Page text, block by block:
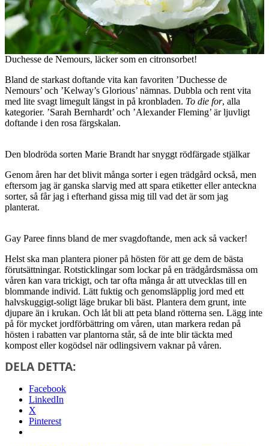
Duchesse de Nemours, läcker som en citronsorbet!
Bland de starkast doftande vita kan favoriten ’Duchesse de
Nemours’ och ’Kelway’s Glorious’ nämnas. Dubbla och rent vita
med lite svagt limegult längst in på kronbladen. To die for, alla
kategorier. ’Sarah Bernhardt’ och ’Alexander Fleming’ är ljuvligt
doftande i den rosa färgskalan.
Den blodröda sorten Marie Brandt har snyggt rödfärgade stjälkar
Genom åren har det blivit många sorter i egen trädgård också, men
eftersom jag är ganska slarvig med att spara etiketter eller anteckna
sorter, så får jag i efterhand gissa mig till vad det är som jag
planterat.
Gay Paree finns bland de mer svagdoftande, men ack så vacker!
Helst ska man plantera pioner på hösten för att ge dem de bästa
förutsättningar. Rotsticklingar som lockar på en trädgårdsmässa om
våren kan vara trickigt, och tar ofta många år att utvecklas till en
blommande individ. Lätt fuktig och genomsläpplig jord med ett
halvskuggigt-soligt läge brukar bli bäst. Plantera dem grunt, inte
djupare än i krukan. Och låt bli att peta bland rötterna sen. Lägg inte
på för mycket jordförbättring om våren, utan markera redan på
hösten i rabatten var plantorna står, så de inte blir täckta med
kompost eller kogödsel när odlingsivern vaknar på våren.
DELA DETTA:
Facebook
LinkedIn
X
Pinterest